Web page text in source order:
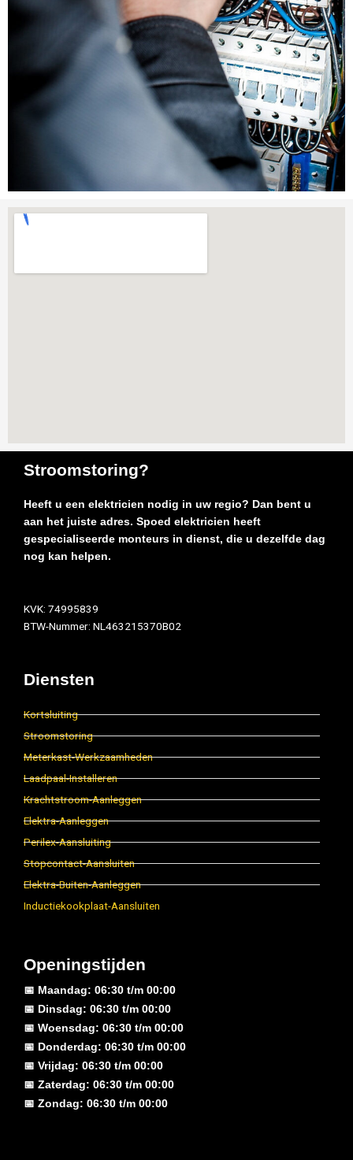
Stroomstoring?
Heeft u een elektricien nodig in uw regio? Dan bent u
aan het juiste adres. Spoed elektricien heeft
gespecialiseerde monteurs in dienst, die u dezelfde dag
nog kan helpen.
KVK: 74995839
BTW-Nummer: NL463215370B02
Diensten
Kortsluiting
Stroomstoring
Meterkast-Werkzaamheden
Laadpaal-Installeren
Krachtstroom-Aanleggen
Elektra-Aanleggen
Perilex-Aansluiting
Stopcontact-Aansluiten
Elektra-Buiten-Aanleggen
Inductiekookplaat-Aansluiten
Openingstijden
📅 Maandag: 06:30 t/m 00:00
📅 Dinsdag: 06:30 t/m 00:00
📅 Woensdag: 06:30 t/m 00:00
📅 Donderdag: 06:30 t/m 00:00
📅 Vrijdag: 06:30 t/m 00:00
📅 Zaterdag: 06:30 t/m 00:00
📅 Zondag: 06:30 t/m 00:00